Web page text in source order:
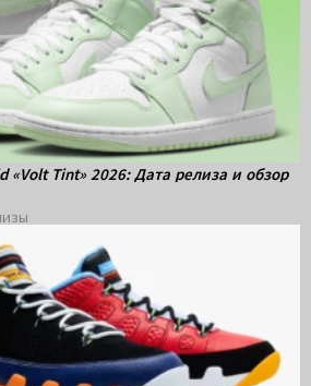
«Volt Tint» 2026: Дата релиза и обзор